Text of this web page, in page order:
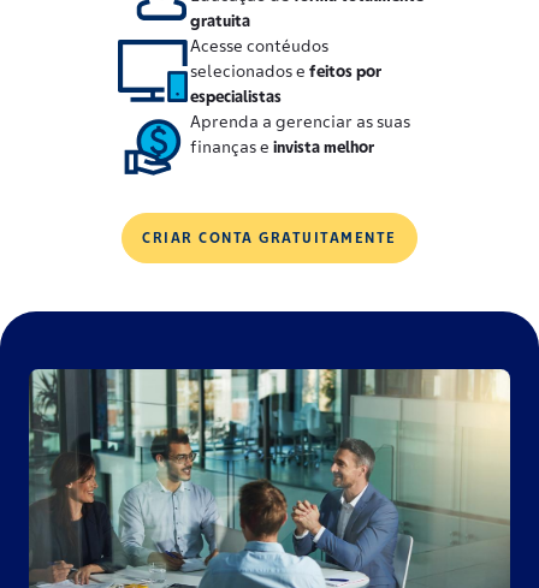
gratuita
Acesse contéudos
selecionados e feitos por
especialistas
Aprenda a gerenciar as suas
finanças e invista melhor
CRIAR CONTA GRATUITAMENTE